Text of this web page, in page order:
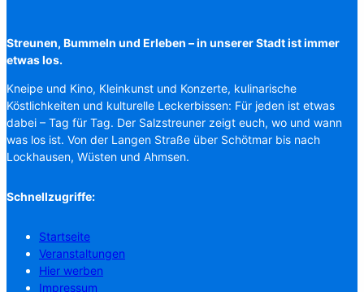
Streunen, Bummeln und Erleben – in unserer Stadt ist immer
etwas los.
Kneipe und Kino, Kleinkunst und Konzerte, kulinarische
Köstlichkeiten und kulturelle Leckerbissen: Für jeden ist etwas
dabei – Tag für Tag. Der Salzstreuner zeigt euch, wo und wann
was los ist. Von der Langen Straße über Schötmar bis nach
Lockhausen, Wüsten und Ahmsen.
Schnellzugriffe:
Startseite
Veranstaltungen
Hier werben
Impressum